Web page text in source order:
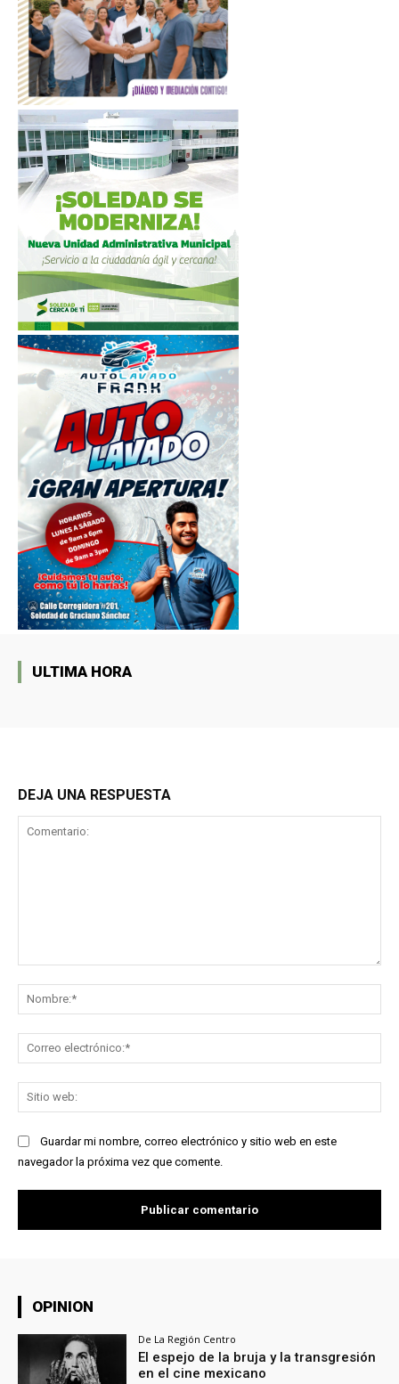
ULTIMA HORA
DEJA UNA RESPUESTA
Guardar mi nombre, correo electrónico y sitio web en este
navegador la próxima vez que comente.
OPINION
De La Región Centro
El espejo de la bruja y la transgresión
en el cine mexicano